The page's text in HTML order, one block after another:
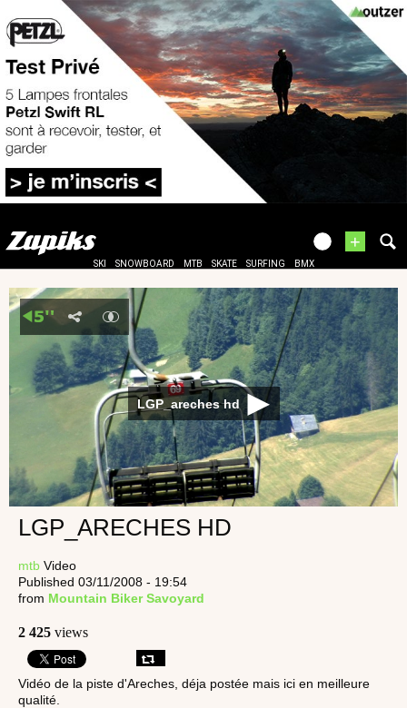
+
SKI SNOWBOARD MTB SKATE SURFING BMX
LGP_areches hd
LGP_ARECHES HD
mtb Video
Published 03/11/2008 - 19:54
from Mountain Biker Savoyard
2 425 views
Vidéo de la piste d'Areches, déja postée mais ici en meilleure
qualité.